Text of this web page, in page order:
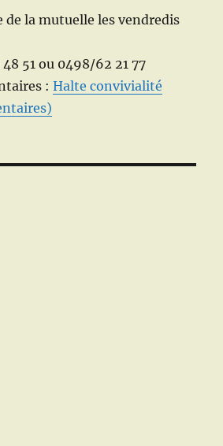
de la mutuelle les vendredis
51 ou 0498/62 21 77
:Halte convivialité